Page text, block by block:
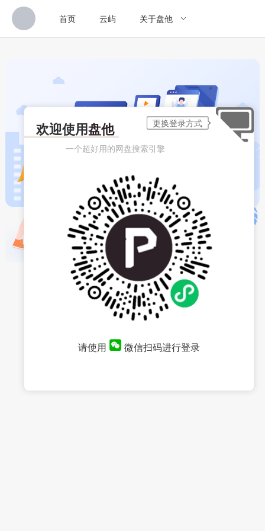
首页 云屿 关于盘他
欢迎使用盘他
一个超好用的网盘搜索引擎
请使用 微信扫码进行登录